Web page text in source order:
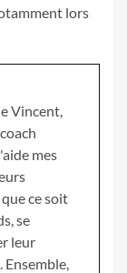
lors
Vincent,
mes
ce soit
se
leur